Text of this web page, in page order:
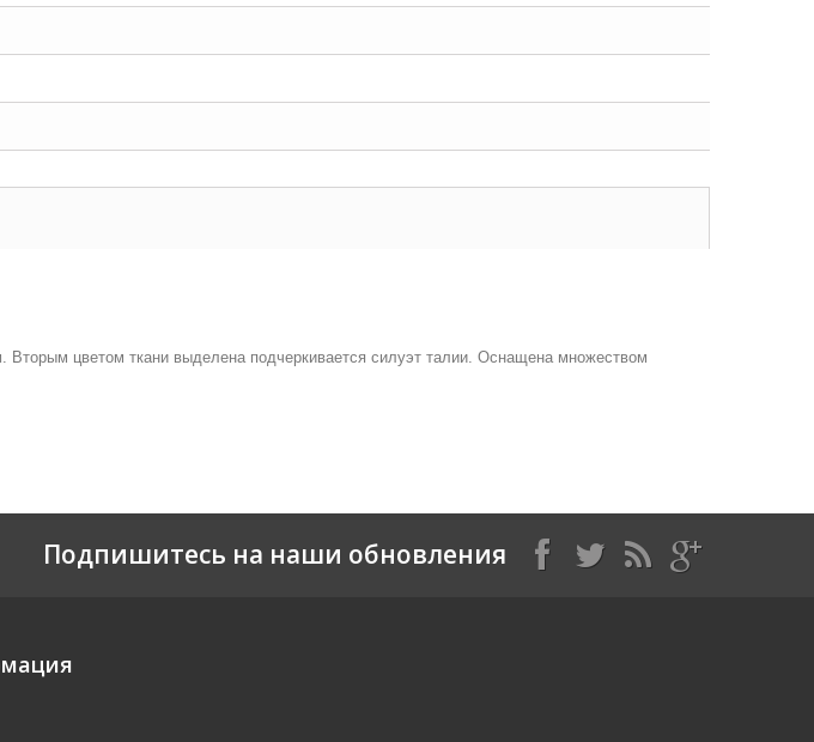
цветом ткани выделена подчеркивается силуэт талии. Оснащена множеством
Подпишитесь на наши обновления